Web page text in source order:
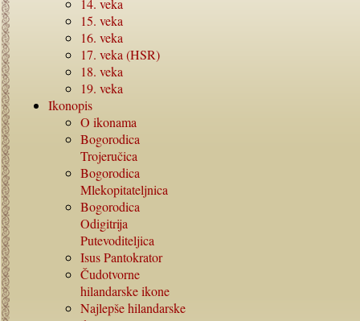
14. veka
15. veka
16. veka
17. veka (HSR)
18. veka
19. veka
Ikonopis
O ikonama
Bogorodica
Trojeručica
Bogorodica
Mlekopitateljnica
Bogorodica
Odigitrija
Putevoditeljica
Isus Pantokrator
Čudotvorne
hilandarske ikone
Najlepše hilandarske